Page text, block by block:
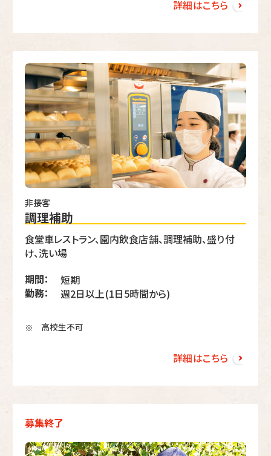
詳細はこちら
非接客
調理補助
食堂車レストラン、園内飲食店舗、調理補助、盛り付
け、洗い場
期間：
勤務：
短期
週2日以上(1日5時間から)
※ 高校生不可
詳細はこちら
募集終了